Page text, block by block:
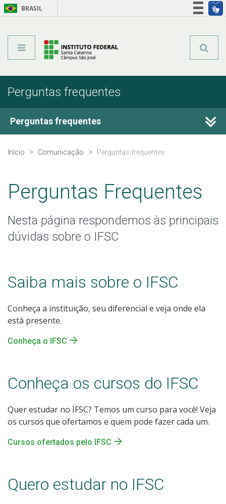
BRASIL
Perguntas frequentes
Perguntas frequentes
Conheça o IFSC
Quero estudar no IFSC
Sou/fui estudante do IFSC
Certificação do Ensino Médio
Quero trabalhar no IFSC
Quero ser fornecedor do IFSC
Início Comunicação Perguntas frequentes
Perguntas Frequentes
Nesta página respondemos às principais
dúvidas sobre o IFSC
Saiba mais sobre o IFSC
Conheça a instituição, seu diferencial e veja onde ela
está presente.
Conheça o IFSC
Conheça os cursos do IFSC
Quer estudar no IFSC? Temos um curso para você! Veja
os cursos que ofertamos e quem pode fazer cada um.
Cursos ofertados pelo IFSC
Quero estudar no IFSC